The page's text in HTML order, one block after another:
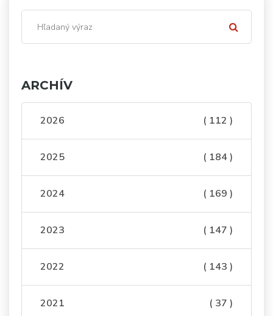
ARCHÍV
2026 ( 112 )
2025 ( 184 )
2024 ( 169 )
2023 ( 147 )
2022 ( 143 )
2021 ( 37 )